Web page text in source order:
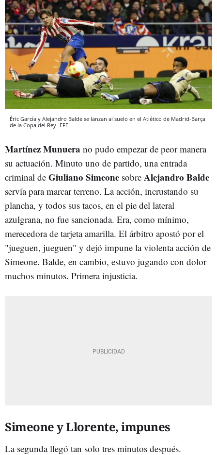
Éric García y Alejandro Balde se lanzan al suelo en el Atlético de Madrid-Barça
de la Copa del Rey EFE
Martínez Munuera no pudo empezar de peor manera
su actuación. Minuto uno de partido, una entrada
criminal de Giuliano Simeone sobre Alejandro Balde
servía para marcar terreno. La acción, incrustando su
plancha, y todos sus tacos, en el pie del lateral
azulgrana, no fue sancionada. Era, como mínimo,
merecedora de tarjeta amarilla. El árbitro apostó por el
"jueguen, jueguen" y dejó impune la violenta acción de
Simeone. Balde, en cambio, estuvo jugando con dolor
muchos minutos. Primera injusticia.
Simeone y Llorente, impunes
La segunda llegó tan solo tres minutos después.